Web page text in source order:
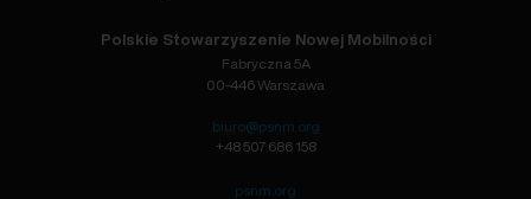
Polskie Stowarzyszenie Nowej Mobilności
Fabryczna 5A
00-446 Warszawa
biuro@psnm.org
+48 507 686 158
psnm.org